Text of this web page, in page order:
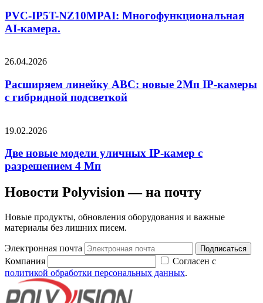
PVC-IP5T-NZ10MPAI: Многофункциональная
AI-камера.
26.04.2026
Расширяем линейку ABC: новые 2Мп IP-камеры
c гибридной подсветкой
19.02.2026
Две новые модели уличных IP-камер с
разрешением 4 Мп
Новости Polyvision — на почту
Новые продукты, обновления оборудования и важные
материалы без лишних писем.
Электронная почта Подписаться
Компания
Согласен с
политикой обработки персональных данных.